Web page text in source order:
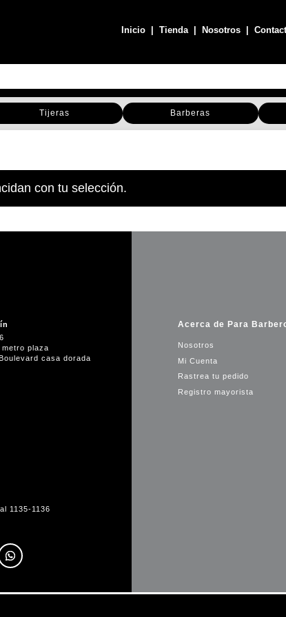
Inicio |Tienda| Nosotros |
Tijeras Barberas
con tu selección.
plaza
casa dorada
1135-1136
Acerca de Para
Nosotros
Mi Cuenta
Rastrea tu pedido
Registro mayorista